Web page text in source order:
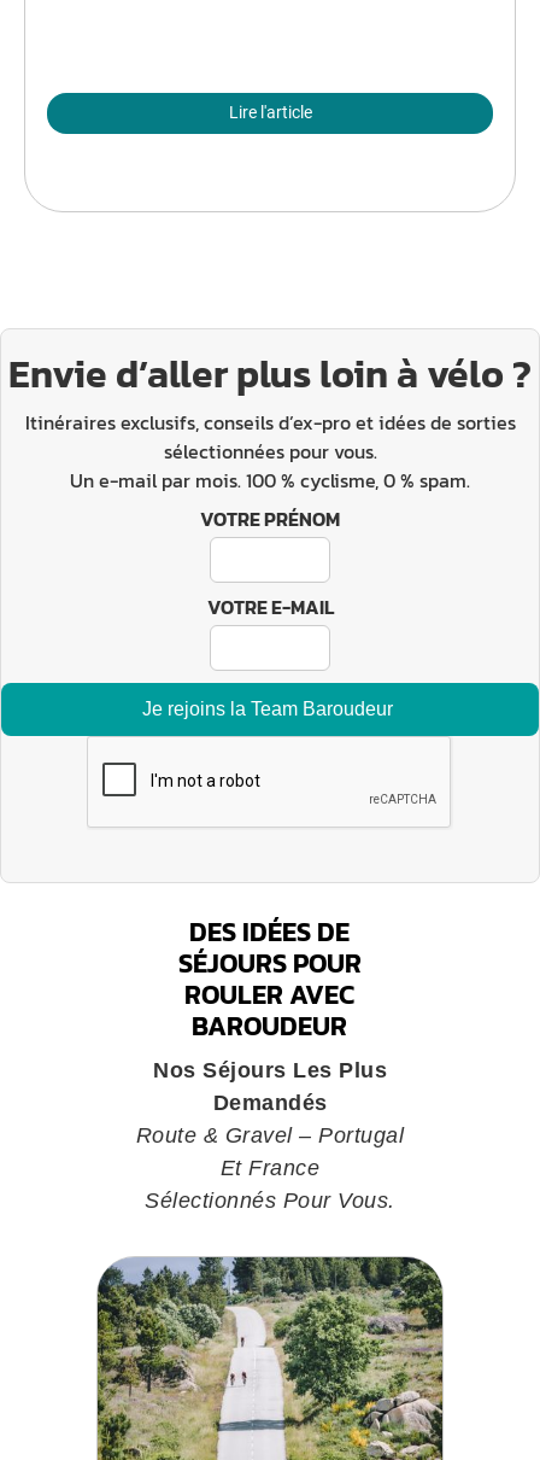
Lire l'article
Envie d’aller plus loin à vélo ?
Itinéraires exclusifs, conseils d’ex-pro et idées de sorties
sélectionnées pour vous.
Un e-mail par mois. 100 % cyclisme, 0 % spam.
VOTRE PRÉNOM
VOTRE E-MAIL
DES IDÉES DE
SÉJOURS POUR
ROULER AVEC
BAROUDEUR
Nos Séjours Les Plus
Demandés
Route & Gravel – Portugal
Et France
Sélectionnés Pour Vous.